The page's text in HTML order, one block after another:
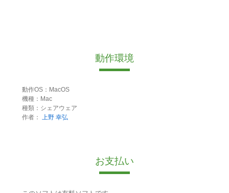
動作環境
動作OS：MacOS
機種：Mac
種類：シェアウェア
作者： 上野 幸弘
お支払い